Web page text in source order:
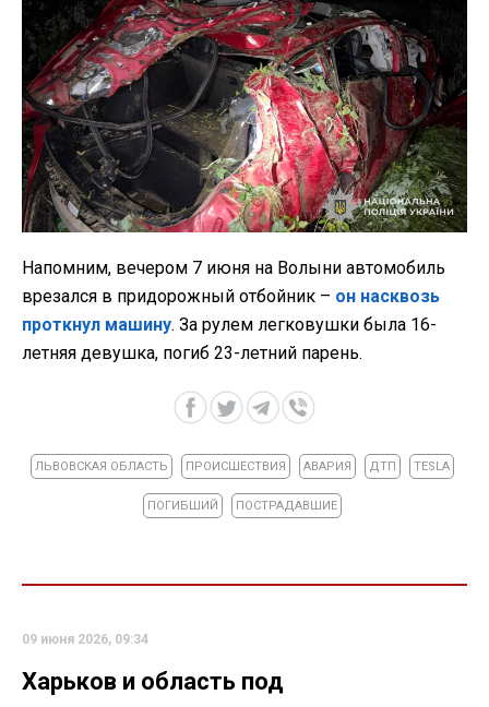
Напомним, вечером 7 июня на Волыни автомобиль
врезался в придорожный отбойник – он насквозь
проткнул машину. За рулем легковушки была 16-
летняя девушка, погиб 23-летний парень.
ЛЬВОВСКАЯ ОБЛАСТЬ ПРОИСШЕСТВИЯ АВАРИЯ ДТП TESLA
ПОГИБШИЙ ПОСТРАДАВШИЕ
09 июня 2026, 09:34
Харьков и область под